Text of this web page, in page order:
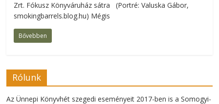
Zrt. Fókusz Könyváruház sátra (Portré: Valuska Gábor,
smokingbarrels.blog.hu) Mégis
Bővebben
Rólunk
Az Ünnepi Könyvhét szegedi eseményeit 2017-ben is a Somogyi-